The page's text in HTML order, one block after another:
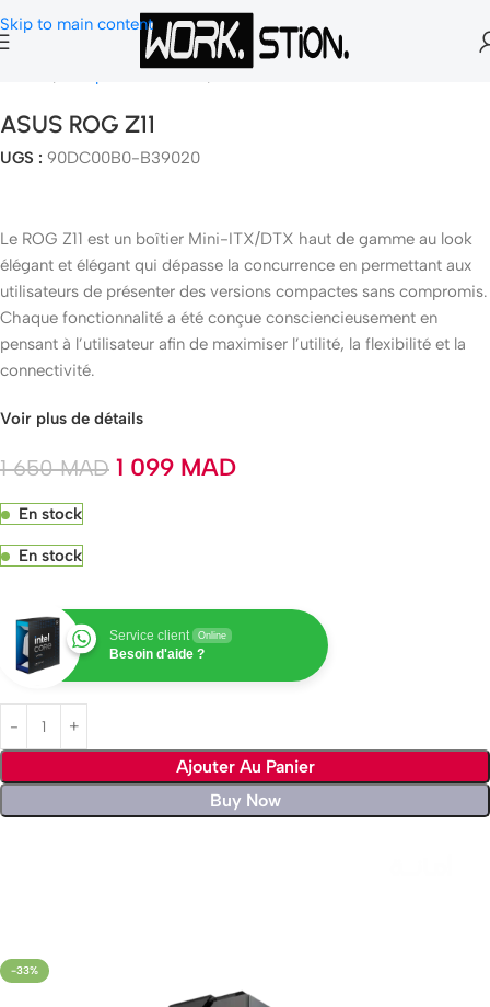
Skip to main content
Composants Gamer Boitier PC
ASUS ROG Z11
UGS : 90DC00B0-B39020
Le ROG Z11 est un boîtier Mini-ITX/DTX haut de gamme au look
élégant et élégant qui dépasse la concurrence en permettant aux
utilisateurs de présenter des versions compactes sans compromis.
Chaque fonctionnalité a été conçue consciencieusement en
pensant à l’utilisateur afin de maximiser l’utilité, la flexibilité et la
connectivité.
Voir plus de détails
1 650MAD 1 099 MAD
En stock
En stock
Service client Online
Besoin d'aide ?
Ajouter Au Panier
Buy Now
-33%